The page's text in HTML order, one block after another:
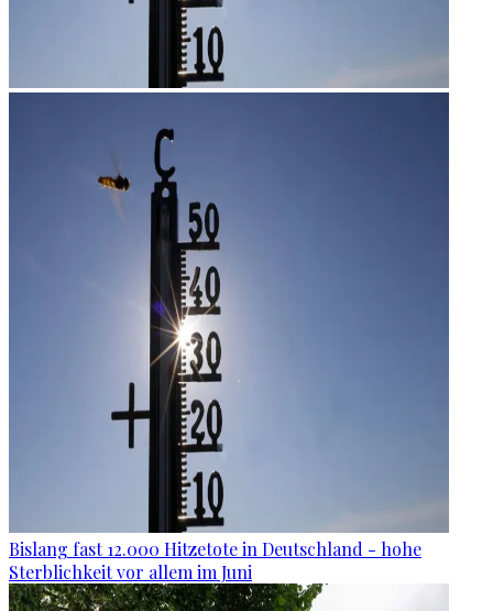
Bislang fast 12.000 Hitzetote in Deutschland - hohe
Sterblichkeit vor allem im Juni